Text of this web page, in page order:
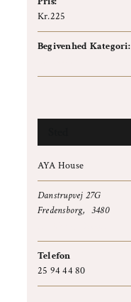
Kr.225
Begivenhed Kategori:
AYA House
Danstrupvej 27G
Fredensborg, 3480
Telefon
25 94 44 80